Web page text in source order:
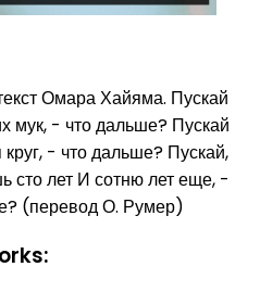
Омара Хайяма. Пускай
мук, - что дальше? Пускай
- что дальше? Пускай,
сто лет И сотню лет еще, -
(перевод О. Румер)